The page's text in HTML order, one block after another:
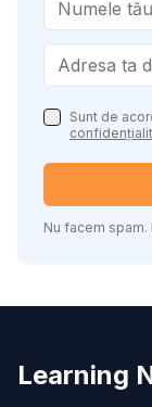
Sunt de
Nu facem
Learning